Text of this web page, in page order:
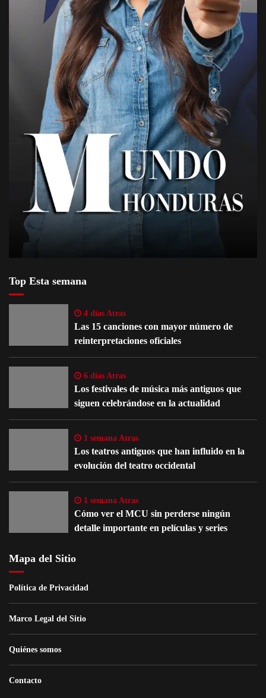
Top Esta semana
4 días Atras
Las 15 canciones con mayor número de
reinterpretaciones oficiales
6 días Atras
Los festivales de música más antiguos que
siguen celebrándose en la actualidad
1 semana Atras
Los teatros antiguos que han influido en la
evolución del teatro occidental
1 semana Atras
Cómo ver el MCU sin perderse ningún
detalle importante en películas y series
Mapa del Sitio
Política de Privacidad
Marco Legal del Sitio
Quiénes somos
Contacto